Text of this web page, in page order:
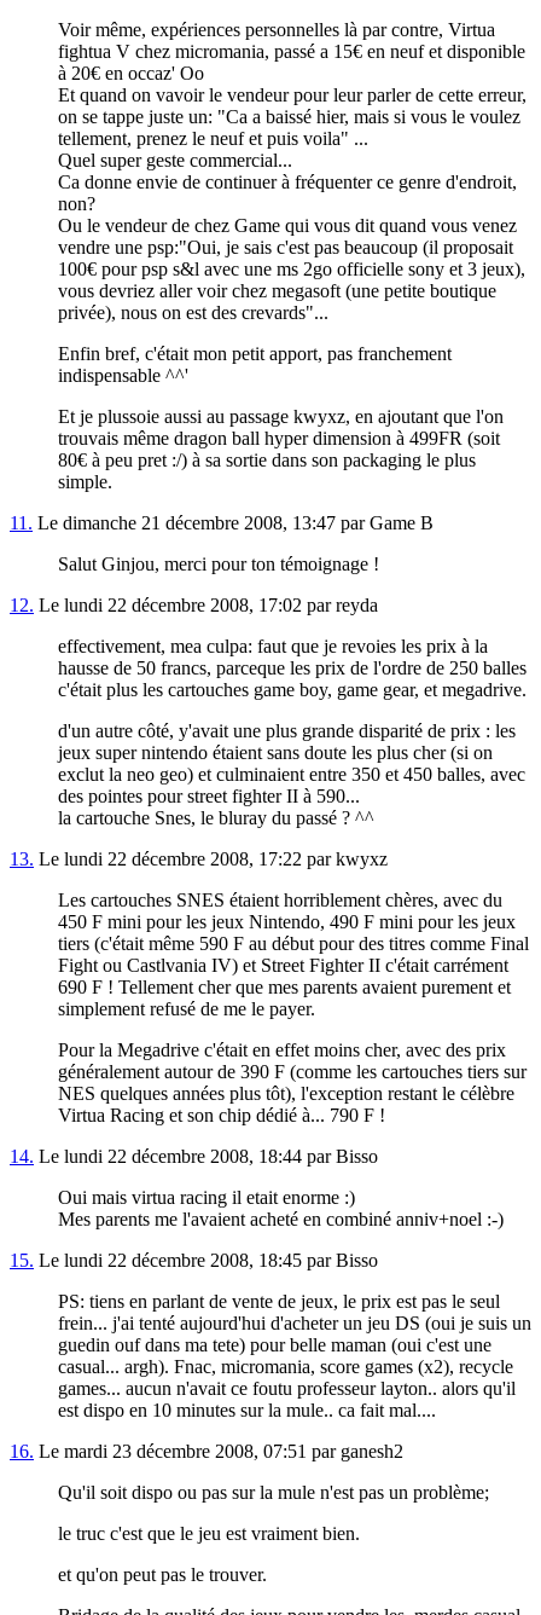
Voir même, expériences personnelles là par contre, Virtua
fightua V chez micromania, passé a 15€ en neuf et disponible
à 20€ en occaz' Oo
Et quand on vavoir le vendeur pour leur parler de cette erreur,
on se tappe juste un: "Ca a baissé hier, mais si vous le voulez
tellement, prenez le neuf et puis voila" ...
Quel super geste commercial...
Ca donne envie de continuer à fréquenter ce genre d'endroit,
non?
Ou le vendeur de chez Game qui vous dit quand vous venez
vendre une psp:"Oui, je sais c'est pas beaucoup (il proposait
100€ pour psp s&l avec une ms 2go officielle sony et 3 jeux),
vous devriez aller voir chez megasoft (une petite boutique
privée), nous on est des crevards"...
Enfin bref, c'était mon petit apport, pas franchement
indispensable ^^'
Et je plussoie aussi au passage kwyxz, en ajoutant que l'on
trouvais même dragon ball hyper dimension à 499FR (soit
80€ à peu pret :/) à sa sortie dans son packaging le plus
simple.
11. Le dimanche 21 décembre 2008, 13:47 par Game B
Salut Ginjou, merci pour ton témoignage !
12. Le lundi 22 décembre 2008, 17:02 par reyda
effectivement, mea culpa: faut que je revoies les prix à la
hausse de 50 francs, parceque les prix de l'ordre de 250 balles
c'était plus les cartouches game boy, game gear, et megadrive.
d'un autre côté, y'avait une plus grande disparité de prix : les
jeux super nintendo étaient sans doute les plus cher (si on
exclut la neo geo) et culminaient entre 350 et 450 balles, avec
des pointes pour street fighter II à 590...
la cartouche Snes, le bluray du passé ? ^^
13. Le lundi 22 décembre 2008, 17:22 par kwyxz
Les cartouches SNES étaient horriblement chères, avec du
450 F mini pour les jeux Nintendo, 490 F mini pour les jeux
tiers (c'était même 590 F au début pour des titres comme Final
Fight ou Castlvania IV) et Street Fighter II c'était carrément
690 F ! Tellement cher que mes parents avaient purement et
simplement refusé de me le payer.
Pour la Megadrive c'était en effet moins cher, avec des prix
généralement autour de 390 F (comme les cartouches tiers sur
NES quelques années plus tôt), l'exception restant le célèbre
Virtua Racing et son chip dédié à... 790 F !
14. Le lundi 22 décembre 2008, 18:44 par Bisso
Oui mais virtua racing il etait enorme :)
Mes parents me l'avaient acheté en combiné anniv+noel :-)
15. Le lundi 22 décembre 2008, 18:45 par Bisso
PS: tiens en parlant de vente de jeux, le prix est pas le seul
frein... j'ai tenté aujourd'hui d'acheter un jeu DS (oui je suis un
guedin ouf dans ma tete) pour belle maman (oui c'est une
casual... argh). Fnac, micromania, score games (x2), recycle
games... aucun n'avait ce foutu professeur layton.. alors qu'il
est dispo en 10 minutes sur la mule.. ca fait mal....
16. Le mardi 23 décembre 2008, 07:51 par ganesh2
Qu'il soit dispo ou pas sur la mule n'est pas un problème;
le truc c'est que le jeu est vraiment bien.
et qu'on peut pas le trouver.